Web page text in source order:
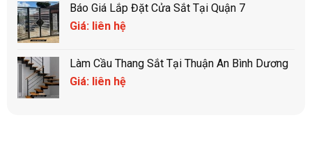
Báo Giá Lắp Đặt Cửa Sắt Tại Quận 7
Giá: liên hệ
Làm Cầu Thang Sắt Tại Thuận An Bình Dương
Giá: liên hệ